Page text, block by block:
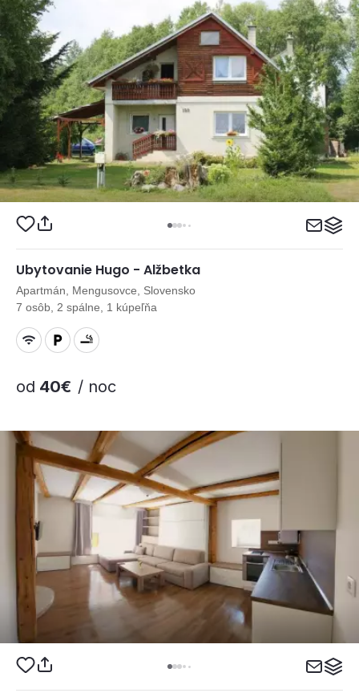
Ubytovanie Hugo - Alžbetka
Apartmán, Mengusovce, Slovensko
7 osôb, 2 spálne, 1 kúpeľňa
od 40€ / noc